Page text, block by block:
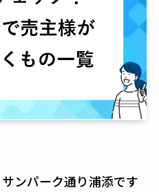
ンパーク通り浦添です